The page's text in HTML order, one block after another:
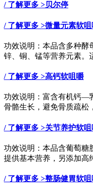
/ 了解更多 >贝尔停
/ 了解更多 >微量元素软咀
功效说明：本品含多种酵
锌、铜、锰等营养元素。
/ 了解更多 >高钙软咀嚼
功效说明：富含有机钙—
骨骼生长，避免骨质疏松
/ 了解更多 >关节养护软咀
功效说明：本品含葡萄糖
提供基本营养，另添加高
/ 了解更多 >整肠健胃软咀